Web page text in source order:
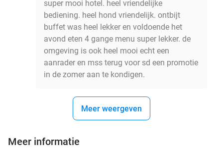
super mooi hotel. heel vriendelijke
bediening. heel hond vriendelijk. ontbijt
buffet was heel lekker en voldoende het
avond eten 4 gange menu super lekker. de
omgeving is ook heel mooi echt een
aanrader en mss terug voor sd een promotie
in de zomer aan te kondigen.
Meer weergeven
Meer informatie